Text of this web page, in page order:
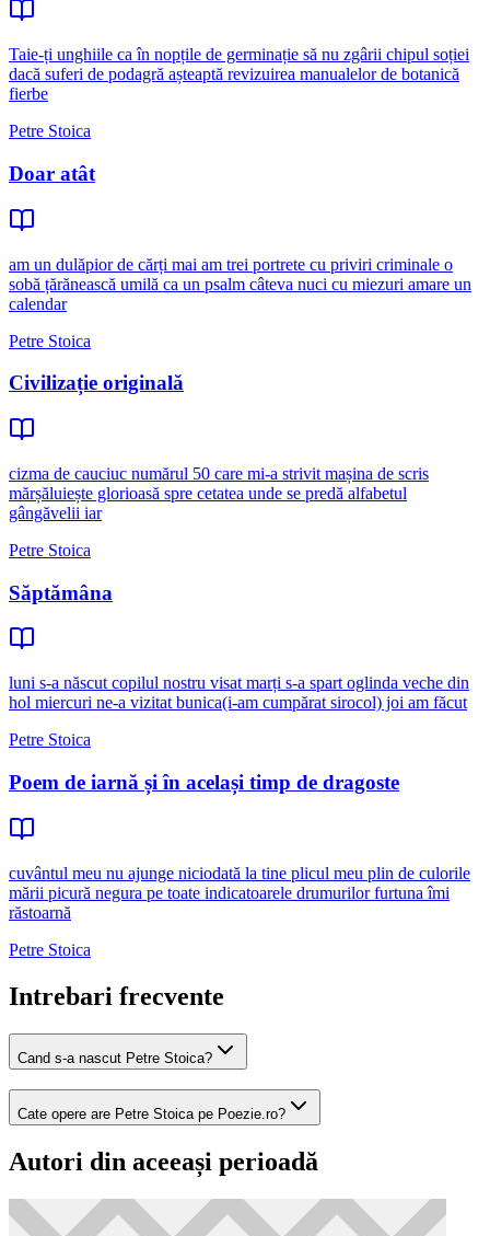
Taie-ți unghiile ca în nopțile de germinație să nu zgârii chipul soției
dacă suferi de podagră așteaptă revizuirea manualelor de botanică
fierbe
Petre Stoica
Doar atât
am un dulăpior de cărți mai am trei portrete cu priviri criminale o
sobă țărănească umilă ca un psalm câteva nuci cu miezuri amare un
calendar
Petre Stoica
Civilizație originală
cizma de cauciuc numărul 50 care mi-a strivit mașina de scris
mărșăluiește glorioasă spre cetatea unde se predă alfabetul
gângăvelii iar
Petre Stoica
Săptămâna
luni s-a născut copilul nostru visat marți s-a spart oglinda veche din
hol miercuri ne-a vizitat bunica(i-am cumpărat sirocol) joi am făcut
Petre Stoica
Poem de iarnă și în același timp de dragoste
cuvântul meu nu ajunge niciodată la tine plicul meu plin de culorile
mării picură negura pe toate indicatoarele drumurilor furtuna îmi
răstoarnă
Petre Stoica
Intrebari frecvente
Cand s-a nascut Petre Stoica?
Cate opere are Petre Stoica pe Poezie.ro?
Autori din aceeași perioadă